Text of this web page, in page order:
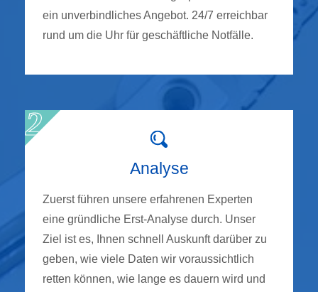
ein unverbindliches Angebot. 24/7 erreichbar
rund um die Uhr für geschäftliche Notfälle.
Analyse
Zuerst führen unsere erfahrenen Experten
eine gründliche Erst-Analyse durch. Unser
Ziel ist es, Ihnen schnell Auskunft darüber zu
geben, wie viele Daten wir voraussichtlich
retten können, wie lange es dauern wird und